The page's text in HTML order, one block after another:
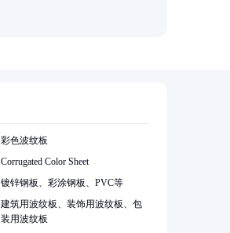
彩色波纹板
Corrugated Color Sheet
镀锌钢板、彩涂钢板、PVC等
建筑用波纹板、装饰用波纹板、包
装用波纹板